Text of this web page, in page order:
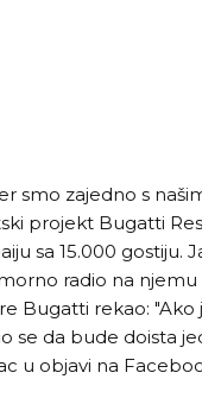
smo zajedno s
projekt Bugatti
sa 15.000 gostiju.
radio na njemu
Bugatti rekao: "Ako
se da bude doista
u objavi na